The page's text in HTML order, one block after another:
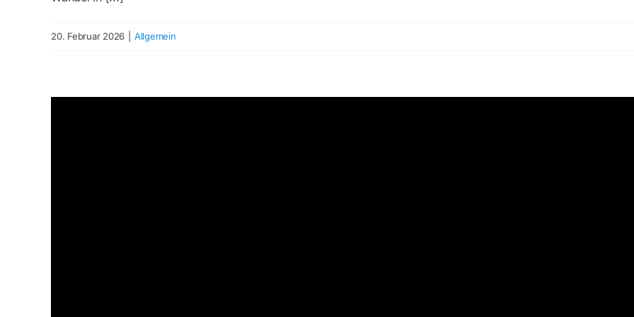
20. Februar 2026 Allgemein